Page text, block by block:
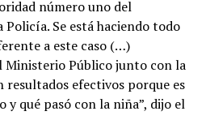
número uno del
Se está haciendo todo
a este caso (…)
Ministerio Público junto con la
resultados efectivos porque es
y qué pasó con la niña”, dijo el